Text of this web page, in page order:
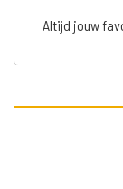
Altijd jouw